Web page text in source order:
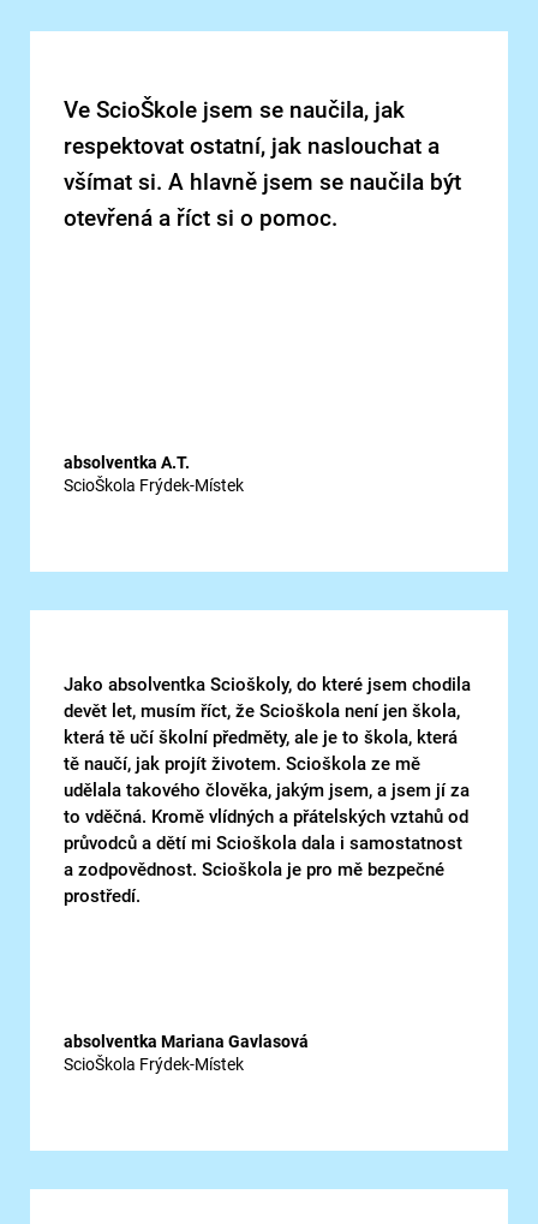
Ve ScioŠkole jsem se naučila, jak
respektovat ostatní, jak naslouchat a
všímat si. A hlavně jsem se naučila být
otevřená a říct si o pomoc.
absolventka A.T.
ScioŠkola Frýdek-Místek
Jako absolventka Scioškoly, do které jsem chodila
devět let, musím říct, že Scioškola není jen škola,
která tě učí školní předměty, ale je to škola, která
tě naučí, jak projít životem. Scioškola ze mě
udělala takového člověka, jakým jsem, a jsem jí za
to vděčná. Kromě vlídných a přátelských vztahů od
průvodců a dětí mi Scioškola dala i samostatnost
a zodpovědnost. Scioškola je pro mě bezpečné
prostředí.
absolventka Mariana Gavlasová
ScioŠkola Frýdek-Místek